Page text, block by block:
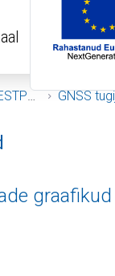
GNSS
graafikud